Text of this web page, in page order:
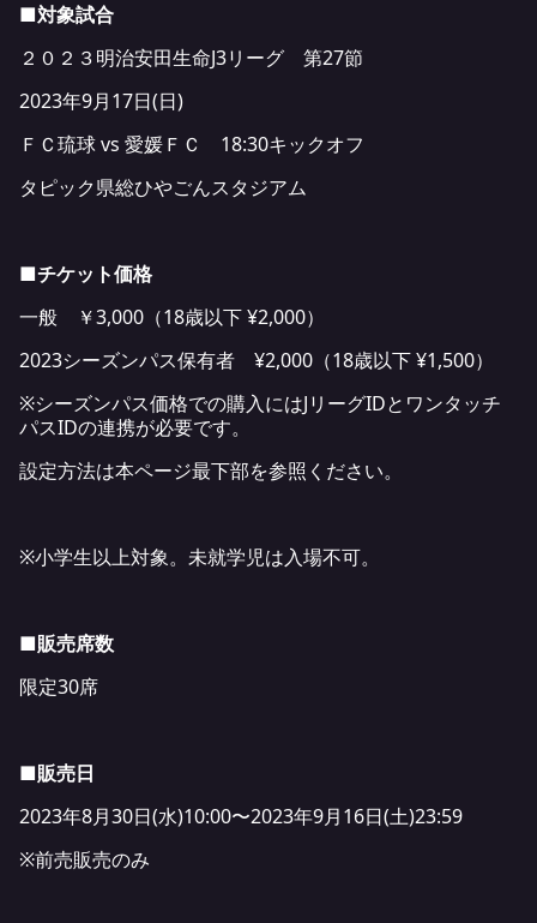
■対象試合
２０２３明治安田生命J3リーグ 第27節
2023年9月17日(日)
ＦＣ琉球 vs 愛媛ＦＣ 18:30キックオフ
タピック県総ひやごんスタジアム
■チケット価格
一般 ￥3,000（18歳以下 ¥2,000）
2023シーズンパス保有者 ¥2,000（18歳以下 ¥1,500）
※シーズンパス価格での購入にはJリーグIDとワンタッチ
パスIDの連携が必要です。
設定方法は本ページ最下部を参照ください。
※小学生以上対象。未就学児は入場不可。
■販売席数
限定30席
■販売日
2023年8月30日(水)10:00〜2023年9月16日(土)23:59
※前売販売のみ